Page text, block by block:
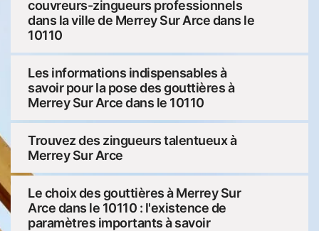
couvreurs-zingueurs professionnels
dans la ville de Merrey Sur Arce dans le
10110
Les informations indispensables à
savoir pour la pose des gouttières à
Merrey Sur Arce dans le 10110
Trouvez des zingueurs talentueux à
Merrey Sur Arce
Le choix des gouttières à Merrey Sur
Arce dans le 10110 : l'existence de
paramètres importants à savoir